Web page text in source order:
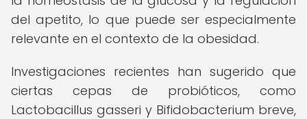
del apetito, lo que puede ser especialmente
relevante en el contexto de la obesidad.
Investigaciones recientes han sugerido que
ciertas cepas de probióticos, como
Lactobacillus gasseri y Bifidobacterium breve,